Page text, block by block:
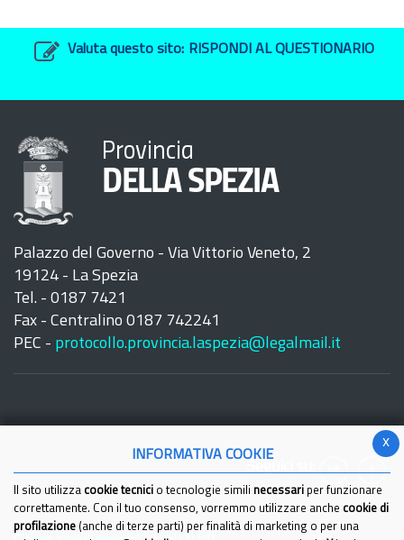
Valuta questo sito: RISPONDI AL QUESTIONARIO
Provincia
DELLA SPEZIA
Palazzo del Governo - Via Vittorio Veneto, 2
19124 - La Spezia
Tel. - 0187 7421
Fax - Centralino 0187 742241
PEC - protocollo.provincia.laspezia@legalmail.it
x
INFORMATIVA COOKIE
Il sito utilizza cookie tecnici o tecnologie simili necessari per funzionare
correttamente. Con il tuo consenso, vorremmo utilizzare anche cookie di
profilazione (anche di terze parti) per finalità di marketing o per una